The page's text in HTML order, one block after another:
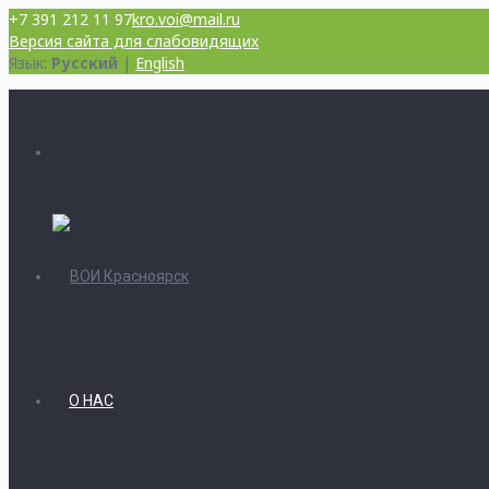
+7 391 212 11 97kro.voi@mail.ru
Версия сайта для слабовидящих
Язык: Русский | English
О НАС